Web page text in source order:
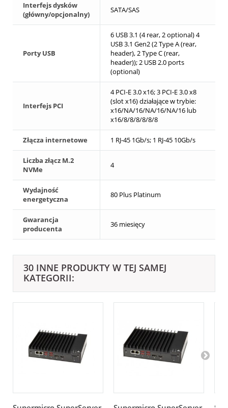
Interfejs dysków
(główny/opcjonalny)
SATA/SAS
Porty USB
6 USB 3.1 (4 rear, 2 optional) 4
USB 3.1 Gen2 (2 Type A (rear,
header), 2 Type C (rear,
header)); 2 USB 2.0 ports
(optional)
Interfejs PCI
4 PCI-E 3.0 x16; 3 PCI-E 3.0 x8
(slot x16) działające w trybie:
x16/NA/16/NA/16/NA/16 lub
x16/8/8/8/8/8/8
Złącza internetowe 1 RJ-45 1Gb/s; 1 RJ-45 10Gb/s
Liczba złącz M.2
NVMe
4
Wydajność
energetyczna
80 Plus Platinum
Gwarancja
producenta
36 miesięcy
30 INNE PRODUKTY W TEJ SAMEJ
KATEGORII: